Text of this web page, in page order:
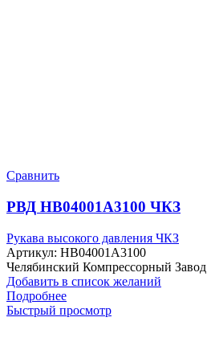
Сравнить
РВД HB04001A3100 ЧКЗ
Рукава высокого давления ЧКЗ
Артикул: HB04001A3100
Челябинский Компрессорный Завод
Добавить в список желаний
Подробнее
Быстрый просмотр